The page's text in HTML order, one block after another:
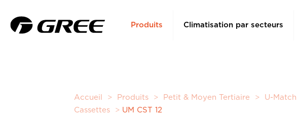
Produits Climatisation par secteurs
Accueil > Produits > Petit & Moyen Tertiaire > U-Match
Cassettes
> UM CST 12